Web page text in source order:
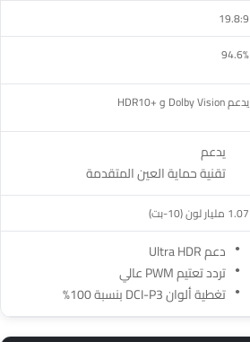
19.8:9
94.6%
يدعم Dolby Vision و +HDR10
يدعم
تقنية حماية العين المتقدمة
1.07 مليار لون (10-بت)
دعم Ultra HDR
تردد تعتيم PWM عالي
تغطية ألوان DCI-P3 بنسبة 100%